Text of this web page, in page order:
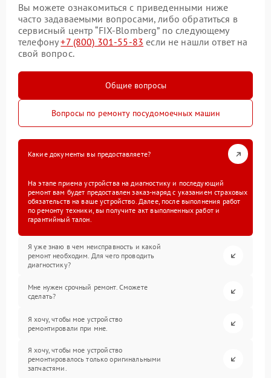
Вы можете ознакомиться с приведенными ниже
часто задаваемыми вопросами, либо обратиться в
сервисный центр “FIX-Blomberg” по следующему
телефону+7 (800) 301-55-83 если не нашли ответ на
свой вопрос.
Общие вопросы
Вопросы по ремонту посудомоечных машин
Какие документы вы предоставляете?
На этапе приема устройства на диагностику и последующий
ремонт вам будет предоставлен заказ-наряд с указанием страховых
обязательств на ваше устройство. Далее, после выполнения работ
по ремонту техники, вы получите акт выполненных работ и
гарантийный талон.
Я уже знаю в чем неисправность и какой
ремонт необходим. Для чего проводить
диагностику?
Мне нужен срочный ремонт. Сможете
сделать?
Я хочу, чтобы мое устройство
ремонтировали при мне.
Я хочу, чтобы мое устройство
ремонтировалось только оригинальными
запчастями.